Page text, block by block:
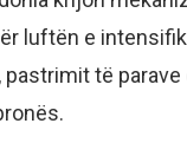
luftën e
pastrimit të